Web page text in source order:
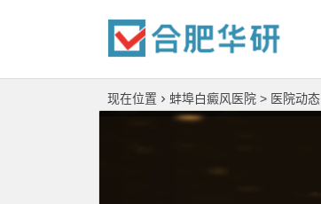
现在位置 蚌埠白癜风医院 > 医院动态